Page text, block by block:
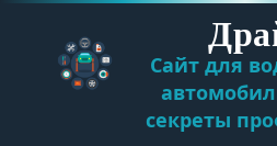
Перейти
контенту
Сайт для
секреты